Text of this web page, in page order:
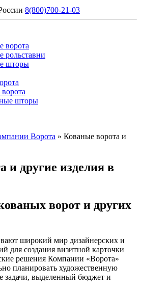
8(800)700-21-03
ворота
рольставни
шторы
шторы
Ворота » Кованые ворота и
и другие изделия в
ворот и других
широкий мир дизайнерских и
для создания визитной карточки
решения Компании «Ворота»
планировать художественную
задачи, выделенный бюджет и